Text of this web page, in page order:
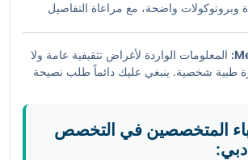
دم وأورام الأطفال في منطقة مردف | احجز
واضحة، مع مراعاة التفاصيل
بسيطة: قارن، اسأل، واحجز بذكاء عبر
المعلومات الواردة لأغراض تثقيفية عامة ولا
طبية شخصية. ينبغي عليك دائماً طلب نصيحة
المتخصصين في التخصص